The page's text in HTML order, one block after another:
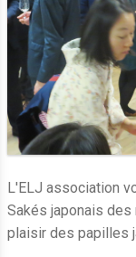
L'ELJ association
Sakés japonais
plaisir des papilles